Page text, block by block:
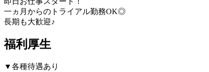
一ヵ月からのトライアル勤務OK◎
長期も大歓迎♪
福利厚生
▼各種待遇あり